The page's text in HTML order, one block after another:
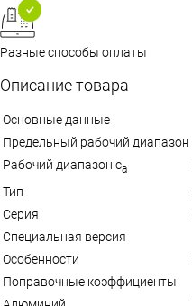
Разные способы оплаты
Описание товара
Основные данные
Предельный рабочий диапазон
Рабочий диапазон са
Тип
Серия
Специальная версия
Особенности
Поправочные коэффициенты